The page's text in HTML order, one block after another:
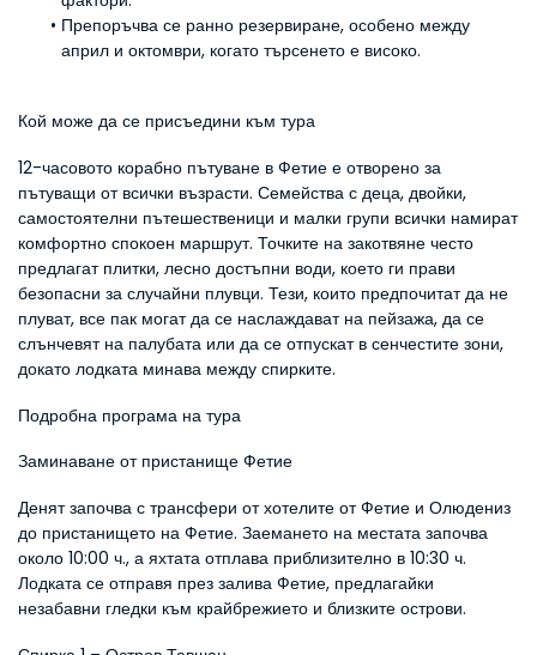
Препоръчва се ранно резервиране, особено между
април и октомври, когато търсенето е високо.
Кой може да се присъедини към тура
12-часовото корабно пътуване в Фетие е отворено за
пътуващи от всички възрасти. Семейства с деца, двойки,
самостоятелни пътешественици и малки групи всички намират
комфортно спокоен маршрут. Точките на закотвяне често
предлагат плитки, лесно достъпни води, което ги прави
безопасни за случайни плувци. Тези, които предпочитат да не
плуват, все пак могат да се наслаждават на пейзажа, да се
слънчевят на палубата или да се отпускат в сенчестите зони,
докато лодката минава между спирките.
Подробна програма на тура
Заминаване от пристанище Фетие
Денят започва с трансфери от хотелите от Фетие и Олюдениз
до пристанището на Фетие. Заемането на местата започва
около 10:00 ч., а яхтата отплава приблизително в 10:30 ч.
Лодката се отправя през залива Фетие, предлагайки
незабавни гледки към крайбрежието и близките острови.